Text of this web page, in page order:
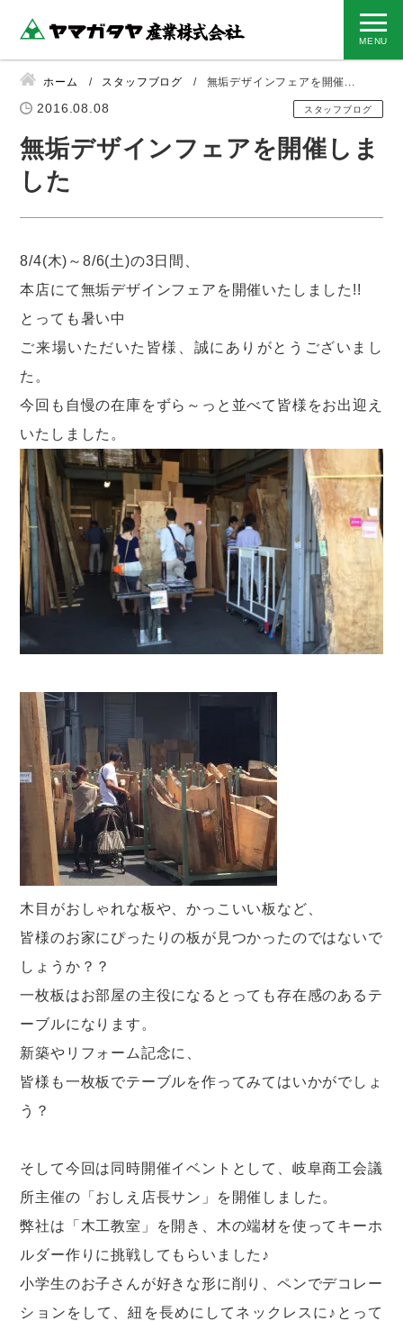
ホーム スタッフブログ 無垢デザインフェアを開催...
2016.08.08 スタッフブログ
無垢デザインフェアを開催しま
した
8/4(木)～8/6(土)の3日間、
本店にて無垢デザインフェアを開催いたしました!!
とっても暑い中
ご来場いただいた皆様、誠にありがとうございまし
た。
今回も自慢の在庫をずら～っと並べて皆様をお出迎え
いたしました。
木目がおしゃれな板や、かっこいい板など、
皆様のお家にぴったりの板が見つかったのではないで
しょうか？？
一枚板はお部屋の主役になるとっても存在感のあるテ
ーブルになります。
新築やリフォーム記念に、
皆様も一枚板でテーブルを作ってみてはいかがでしょ
う？
そして今回は同時開催イベントとして、岐阜商工会議
所主催の「おしえ店長サン」を開催しました。
弊社は「木工教室」を開き、木の端材を使ってキーホ
ルダー作りに挑戦してもらいました♪
小学生のお子さんが好きな形に削り、ペンでデコレー
ションをして、紐を長めにしてネックレスに♪とって